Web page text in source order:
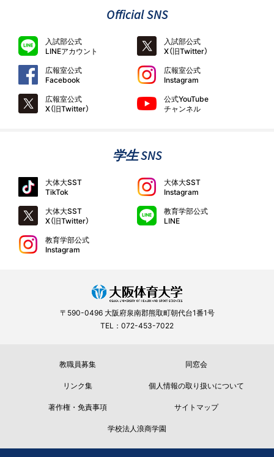
Official SNS
入試部公式
LINEアカウント
入試部公式
X（旧Twitter）
広報室公式
Facebook
広報室公式
Instagram
広報室公式
X（旧Twitter）
公式YouTube
チャンネル
学生 SNS
大体大SST
TikTok
大体大SST
Instagram
大体大SST
X（旧Twitter）
教育学部公式
LINE
教育学部公式
Instagram
〒590-0496 大阪府泉南郡熊取町朝代台1番1号
TEL：072-453-7022
教職員募集
同窓会
リンク集
個人情報の取り扱いについて
著作権・免責事項
サイトマップ
学校法人浪商学園